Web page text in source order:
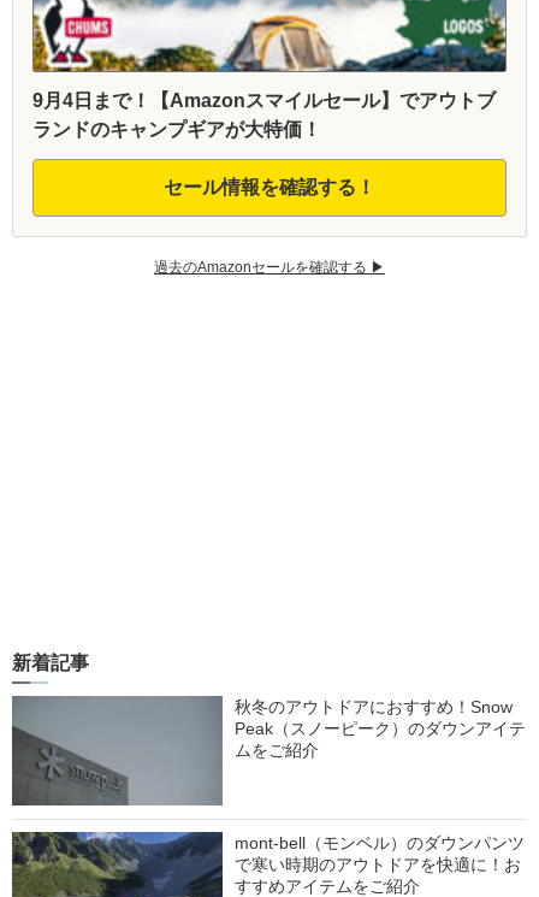
9月4日まで！【Amazonスマイルセール】でアウトブ
ランドのキャンプギアが大特価！
セール情報を確認する！
過去のAmazonセールを確認する ▶︎
新着記事
秋冬のアウトドアにおすすめ！Snow
Peak（スノーピーク）のダウンアイテ
ムをご紹介
mont-bell（モンベル）のダウンパンツ
で寒い時期のアウトドアを快適に！お
すすめアイテムをご紹介